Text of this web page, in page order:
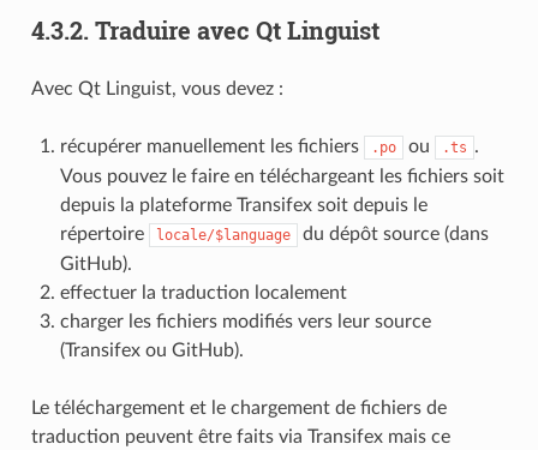
4.3.2. Traduire avec Qt Linguist
Avec Qt Linguist, vous devez :
récupérer manuellement les fichiers .po ou .ts .
Vous pouvez le faire en téléchargeant les fichiers soit
depuis la plateforme Transifex soit depuis le
répertoire
locale/$language
du dépôt source (dans
GitHub).
effectuer la traduction localement
charger les fichiers modifiés vers leur source
(Transifex ou GitHub).
Le téléchargement et le chargement de fichiers de
traduction peuvent être faits via Transifex mais ce